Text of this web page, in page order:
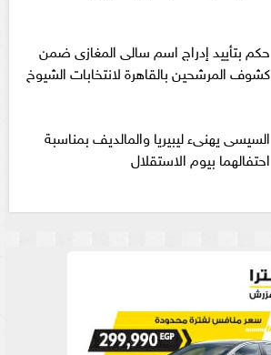
حكم بتأييد إدراج اسم سالى المغازى ضمن
كشوف المرشحين بالقاهرة لانتخابات الشيوخ
السيسى يهنىء ليبيريا والمالديف بمناسبة
احتفالهما بيوم الاستقلال